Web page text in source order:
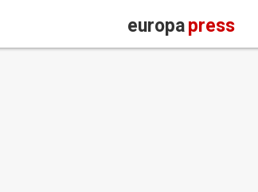
europapress